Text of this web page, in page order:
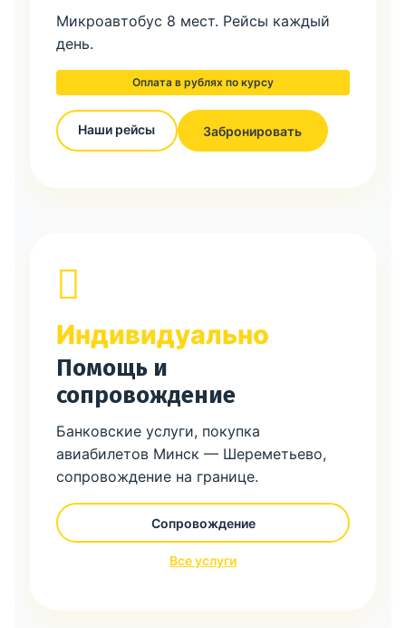
Микроавтобус 8 мест. Рейсы каждый
день.
Оплата в рублях по курсу
Наши рейсы Забронировать
Индивидуально
Помощь и
сопровождение
Банковские услуги, покупка
авиабилетов Минск — Шереметьево,
сопровождение на границе.
Сопровождение
Все услуги